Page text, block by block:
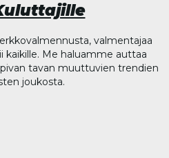
valmentajaa
kaikille. Me haluamme auttaa
tavan muuttuvien trendien
joukosta.